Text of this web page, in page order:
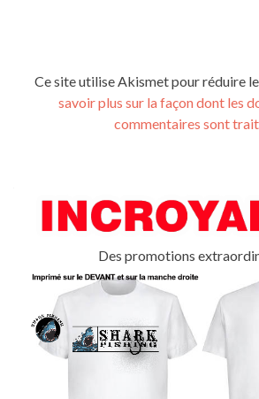
Ce site utilise Akismet pour réduire
savoir plus sur la façon dont les
commentaires sont
Des promotions